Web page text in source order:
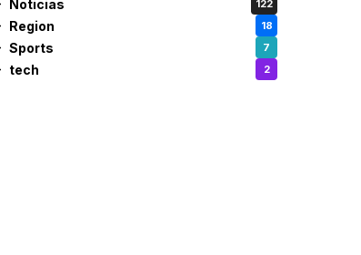
Noticias 122
Region 18
Sports 7
tech 2